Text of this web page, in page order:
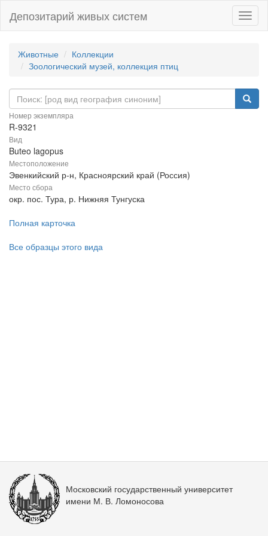
Депозитарий живых систем
Животные
Коллекции
Зоологический музей, коллекция птиц
Номер экземпляра
R-9321
Вид
Buteo lagopus
Местоположение
Эвенкийский р-н, Красноярский край (Россия)
Место сбора
окр. пос. Тура, р. Нижняя Тунгуска
Полная карточка
Все образцы этого вида
Московский государственный университет
имени М. В. Ломоносова